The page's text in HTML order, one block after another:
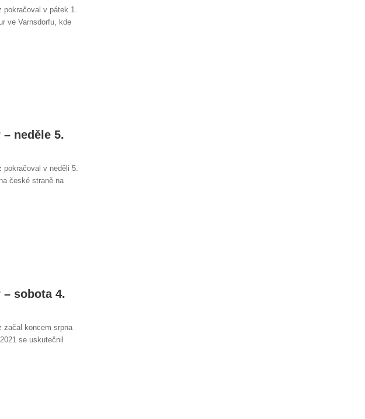
pokračoval v pátek 1.
ve Varnsdorfu, kde
– neděle 5.
pokračoval v neděli 5.
české straně na
– sobota 4.
začal koncem srpna
se uskutečnil